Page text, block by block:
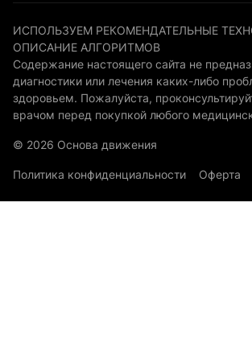
ИСПОЛЬЗУЕМ РЕКОМЕНДАТЕЛЬНЫЕ
ОПИСАНИЕ АЛГОРИТМОВ
Содержание настоящего сайта не
диагностики или лечения каких-либо
здоровьем. Пожалуйста,
врачом перед покупкой любого
© 2026 Основа движения
Политика конфиденциальности Оферта